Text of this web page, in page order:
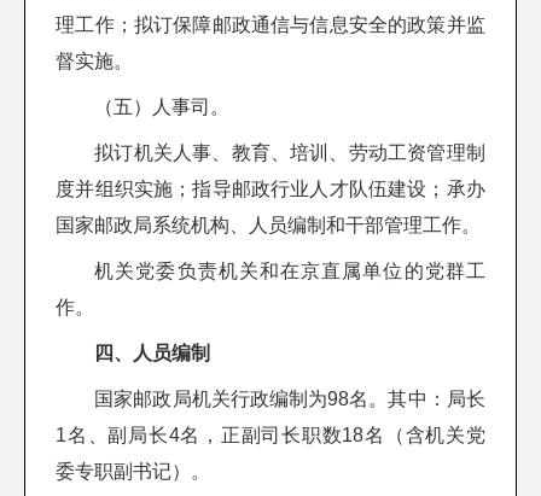
理工作；拟订保障邮政通信与信息安全的政策并监
督实施。
（五）人事司。
拟订机关人事、教育、培训、劳动工资管理制
度并组织实施；指导邮政行业人才队伍建设；承办
国家邮政局系统机构、人员编制和干部管理工作。
机关党委负责机关和在京直属单位的党群工
作。
四、人员编制
国家邮政局机关行政编制为98名。其中：局长
1名、副局长4名，正副司长职数18名（含机关党
委专职副书记）。